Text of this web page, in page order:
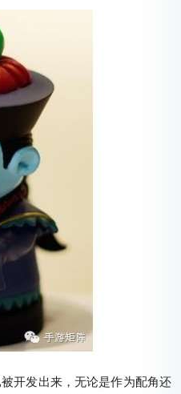
开发出来，无论是作为配角还